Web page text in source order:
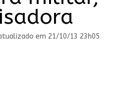
em 21/10/13 23h05